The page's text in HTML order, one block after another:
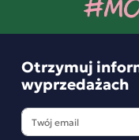
Otrzymuj
wyprzedażach